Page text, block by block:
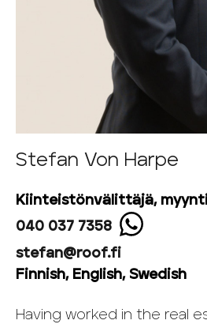
Stefan Von Harpe
Kiinteistönvälittäjä,
040 037 7358
stefan@roof.fi
Finnish, English, Swedish
Having worked in the real